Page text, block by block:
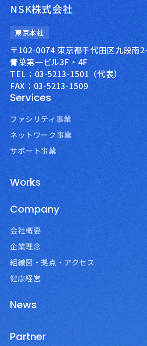
NSK株式会社
東京本社
〒102-0074 東京都千代田区九段南
青葉第一ビル3F・4F
TEL：03-5213-1501（代表）
FAX：03-5213-1509
Services
ファシリティ事業
ネットワーク事業
サポート事業
Works
Company
会社概要
企業理念
組織図・拠点・アクセス
健康経営
News
Partner